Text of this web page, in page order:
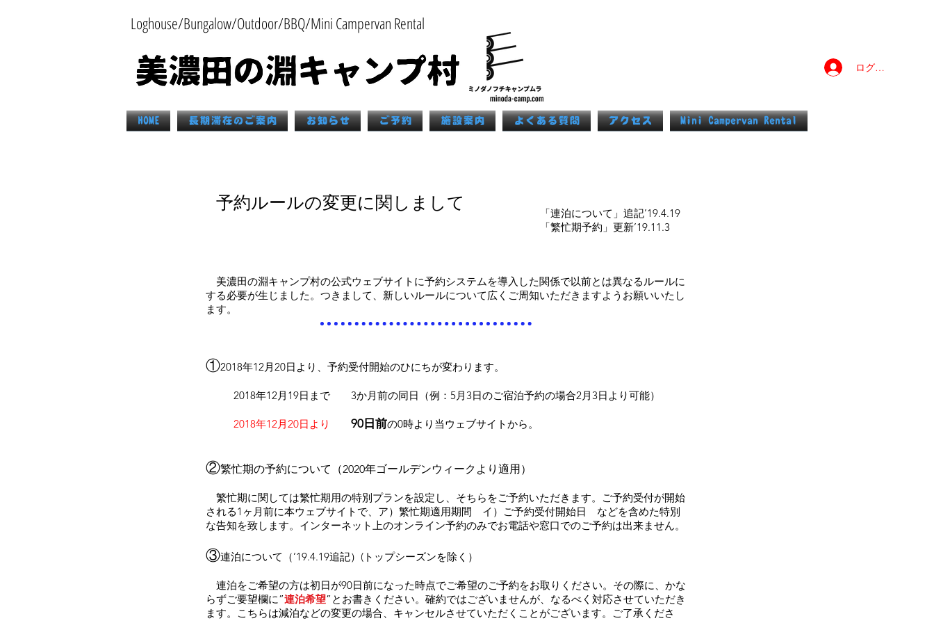
Loghouse/Bungalow/Outdoor/BBQ/Mini Campervan Rental
ログイン
HOME 長期滞在のご案内 お知らせ ご予約 施設案内 よくある質問 アクセス Mini Campervan Rental
​予約ルールの変更に関しまして
「連泊について」追記’19.4.19
「繁忙期予約」更新’19.11.3
​ 美濃田の淵キャンプ村の公式ウェブサイトに予約システムを導入した関係で以前とは異なるルールに
する必要が生じました。つきまして、新しいルールについて広くご周知いただきますようお願いいたし
ます。
①2018年12月20日より、予約受付開始のひにちが変わります。
2018年12月19日まで 3か月前の同日（例：5月3日のご宿泊予約の場合2月3日より可能）
2018年12月20日より 90日前の0時より当ウェブサイトから。
②繁忙期の予約について（2020年ゴールデンウィークより適用）
繁忙期に関しては繁忙期用の特別プランを設定し、そちらをご予約いただきます。ご予約受付が開始
される1ヶ月前に本ウェブサイトで、ア）繁忙期適用期間 イ）ご予約受付開始日 などを含めた特別
な告知を致します。インターネット上のオンライン予約のみでお電話や窓口でのご予約は出来ません。
③連泊について（’19.4.19追記）(トップシーズンを除く）
​ 連泊をご希望の方は初日が90日前になった時点でご希望のご予約をお取りください。その際に、かな
らずご要望欄に”連泊希望”とお書きください。確約ではございませんが、なるべく対応させていただき
ます。こちらは減泊などの変更の場合、キャンセルさせていただくことがございます。ご了承くださ